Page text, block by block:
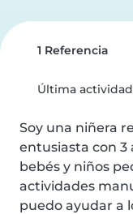
1 Referencia
Última
Soy una niñera
entusiasta con 3
bebés y niños
actividades
puedo ayudar a